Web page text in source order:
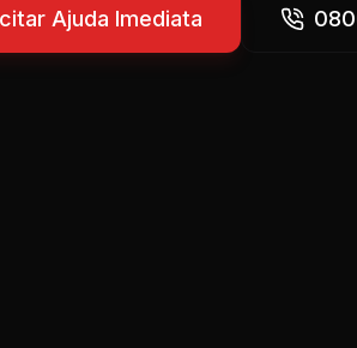
Ajuda Imediata